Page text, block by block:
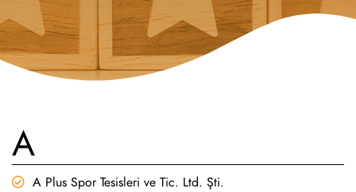
A
A Plus Spor Tesisleri ve Tic. Ltd. Şti.